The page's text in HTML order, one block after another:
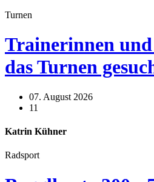
Turnen
Trainerinnen
das Turnen
07. August 2026
11
Katrin Kühner
Radsport